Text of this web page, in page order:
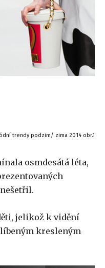
trendy podzim/ zima 2014 obr.1
osmdesátá léta,
jelikož k vidění
kresleným